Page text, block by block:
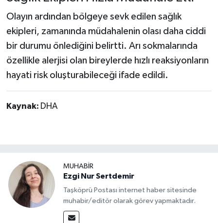
Olayın ardından bölgeye sevk edilen sağlık
ekipleri, zamanında müdahalenin olası daha ciddi
bir durumu önlediğini belirtti. Arı sokmalarında
özellikle alerjisi olan bireylerde hızlı reaksiyonların
hayati risk oluşturabileceği ifade edildi.
Kaynak: DHA
MUHABİR
Ezgi Nur Sertdemir
Taşköprü Postası internet haber sitesinde
muhabir/editör olarak görev yapmaktadır.